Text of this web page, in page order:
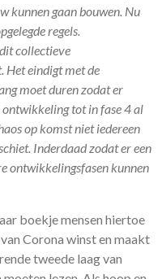
kunnen gaan bouwen. Nu
regels.
collectieve
Het eindigt met de
moet duren zodat er
tot in fase 4 al
op komst niet iedereen
Inderdaad zodat er een
ontwikkelingsfasen kunnen
boekje mensen hiertoe
Corona winst en maakt
tweede laag van